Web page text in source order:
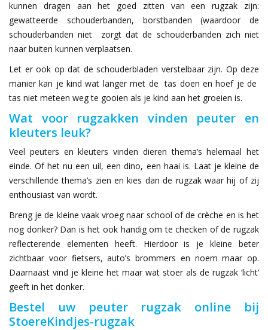
kunnen dragen aan het goed zitten van een rugzak zijn:
gewatteerde schouderbanden, borstbanden (waardoor de
schouderbanden niet
zorgt dat de schouderbanden zich niet
naar buiten kunnen verplaatsen.
Let er ook op dat de schouderbladen verstelbaar zijn. Op deze
manier kan je kind wat langer met de tas doen en hoef je de
tas niet meteen weg te gooien als je kind aan het groeien is.
Wat voor rugzakken vinden peuter en
kleuters leuk?
Veel peuters en kleuters vinden dieren thema’s helemaal het
einde. Of het nu een uil, een dino, een haai is. Laat je kleine de
verschillende thema’s zien en kies dan de rugzak waar hij of zij
enthousiast van wordt.
Breng je de kleine vaak vroeg naar school of de crèche en is het
nog donker? Dan is het ook handig om te checken of de rugzak
reflecterende elementen heeft. Hierdoor is je kleine beter
zichtbaar voor fietsers, auto’s brommers en noem maar op.
Daarnaast vind je kleine het maar wat stoer als de rugzak ‘licht’
geeft in het donker.
Bestel uw peuter rugzak online bij
StoereKindjes-rugzak